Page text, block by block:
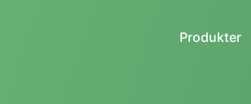
Produkter